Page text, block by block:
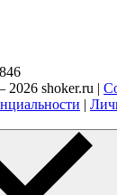
shoker.ru |
|